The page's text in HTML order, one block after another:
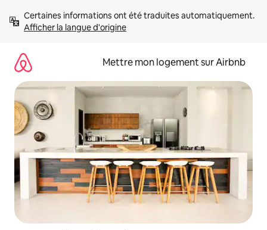
directement
Afficher la langue d'origine
Mettre mon logement sur Airbnb